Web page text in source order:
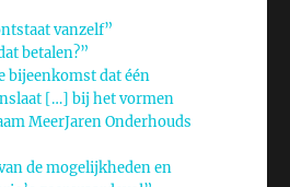
vanzelf”
betalen?”
bijeenkomst dat één
[…] bij het vormen
MeerJaren Onderhouds
de mogelijkheden en